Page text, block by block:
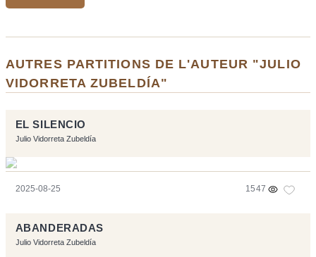
AUTRES PARTITIONS DE L'AUTEUR "JULIO
VIDORRETA ZUBELDÍA"
EL SILENCIO
Julio Vidorreta Zubeldía
2025-08-25 1547
ABANDERADAS
Julio Vidorreta Zubeldía